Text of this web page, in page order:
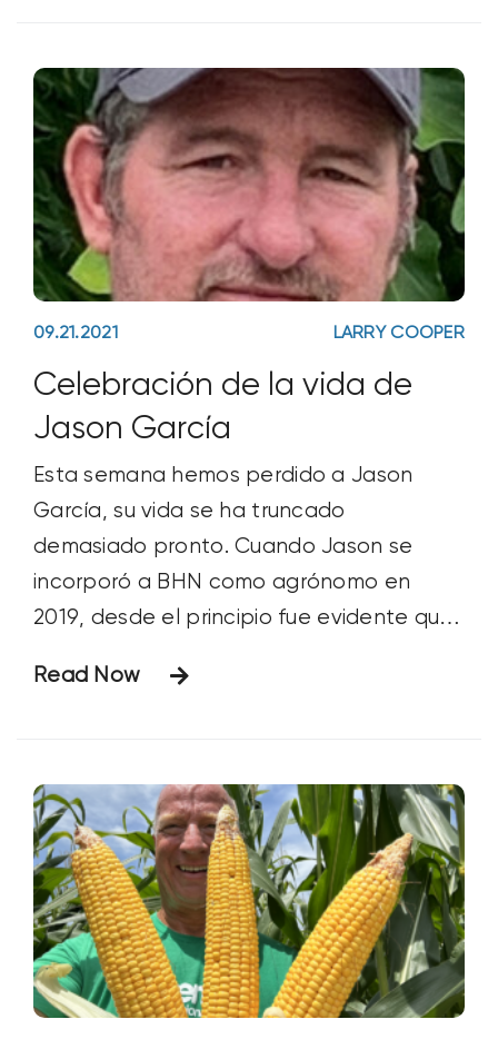
09.21.2021 LARRY COOPER
Celebración de la vida de
Jason García
Esta semana hemos perdido a Jason
García, su vida se ha truncado
demasiado pronto. Cuando Jason se
incorporó a BHN como agrónomo en
2019, desde el principio fue evidente que
¡Jason estaba ENTUSIASTA! Siempre. No
alguien de
Read Now